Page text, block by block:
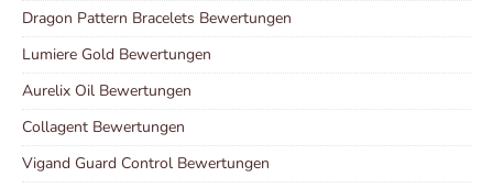
Dragon Pattern Bracelets Bewertungen
Lumiere Gold Bewertungen
Aurelix Oil Bewertungen
Collagent Bewertungen
Vigand Guard Control Bewertungen